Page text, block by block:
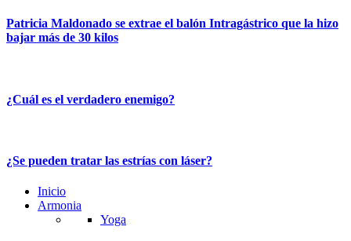
Patricia Maldonado se extrae el balón Intragástrico que la hizo
bajar más de 30 kilos
¿Cuál es el verdadero enemigo?
¿Se pueden tratar las estrías con láser?
Inicio
Armonia
Yoga